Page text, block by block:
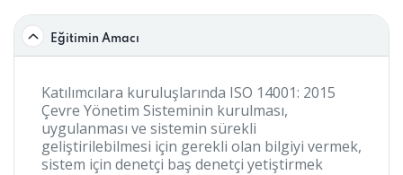
Eğitimin Amacı
Katılımcılara kuruluşlarında ISO 14001: 2015
Çevre Yönetim Sisteminin kurulması,
uygulanması ve sistemin sürekli
geliştirilebilmesi için gerekli olan bilgiyi vermek,
sistem için denetçi baş denetçi yetiştirmek